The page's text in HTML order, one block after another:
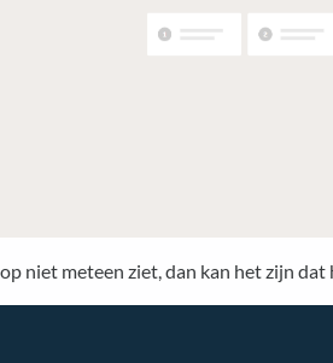
niet meteen ziet, dan kan het zijn dat